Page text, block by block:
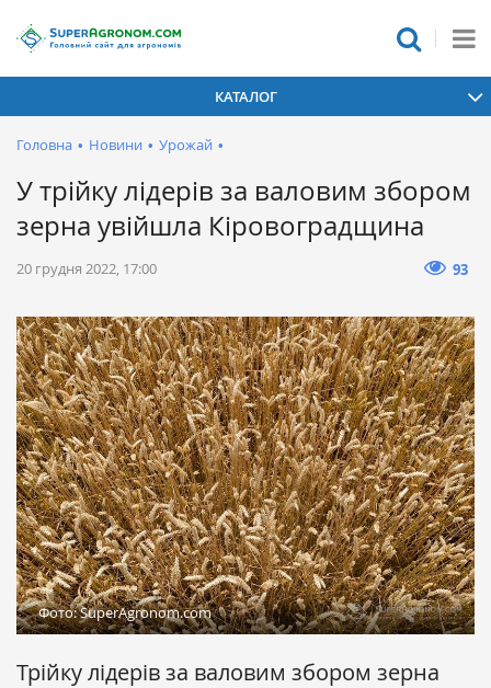
КАТАЛОГ
Головна • Новини • Урожай •
У трійку лідерів за валовим збором
зерна увійшла Кіровоградщина
20 грудня 2022, 17:00 93
Фото: SuperAgronom.com
Трійку лідерів за валовим збором зерна